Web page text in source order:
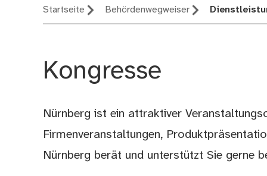
Startseite Behördenwegweiser
Kongresse
Beschreibung
Nürnberg ist ein attraktiver
Firmenveranstaltungen,
Nürnberg berät und unterstützt Sie gerne